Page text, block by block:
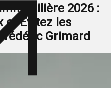
2026 :
et Évitez les
Grimard